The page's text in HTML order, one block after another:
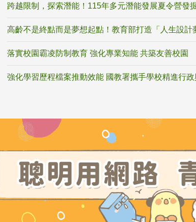
跨越限制，探索潛能！115年多元潛能發展夏令營發
高齡不是終點而是夢想起點！教育部打造「人生設
落實校園霸凌防制教育 強化專業知能 共築友善校園
強化學習歷程檔案推動效能 國教署攜手學校精進行